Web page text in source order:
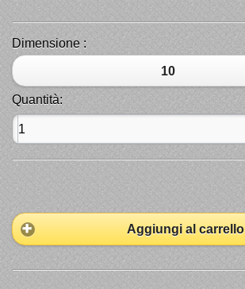
Dimensione :
10
Quantità:
Aggiungi al carrello